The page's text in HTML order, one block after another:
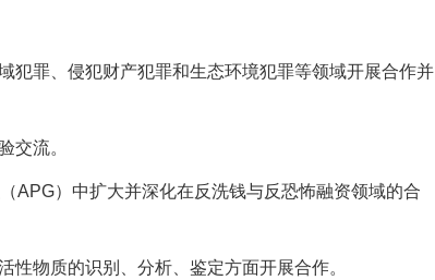
犯罪、侵犯财产犯罪和生态环境犯罪等领域开展合作并
交流。
APG）中扩大并深化在反洗钱与反恐怖融资领域的合
物质的识别、分析、鉴定方面开展合作。